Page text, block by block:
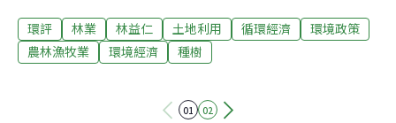
一個深具生態思維的視野，問題是當保育的宏願猶在耳際
所謂經發會的分組結論中卻又大張旗鼓準備以大規模造林
台灣，目前似乎已是一種政治正確的說法！而觀光加上生
環評 林業 林益仁 土地利用 循環經濟
環境政策
農林漁牧業
環境經濟 種樹
01 02